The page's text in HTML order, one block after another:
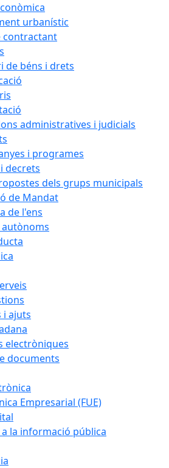
urbanístic
contractant
de béns i drets
administratives i judicials
i programes
decrets
dels grups municipals
de Mandat
de l'ens
i ajuts
electròniques
documents
Empresarial (FUE)
la informació pública